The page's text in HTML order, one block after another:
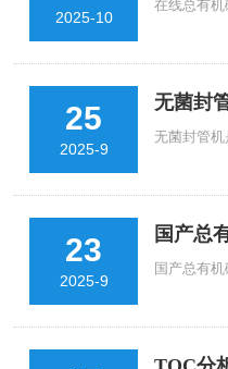
2025-10
在线总有机
25
2025-9
无菌封
无菌封管
23
2025-9
国产总
国产总有